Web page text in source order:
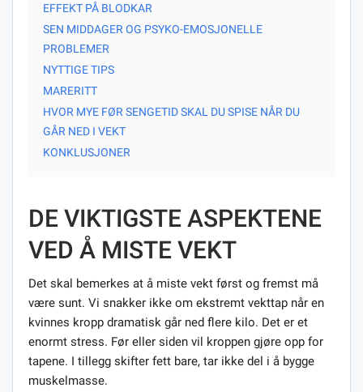
EFFEKT PÅ BLODKAR
SEN MIDDAGER OG PSYKO-EMOSJONELLE
PROBLEMER
NYTTIGE TIPS
MARERITT
HVOR MYE FØR SENGETID SKAL DU SPISE NÅR DU
GÅR NED I VEKT
KONKLUSJONER
DE VIKTIGSTE ASPEKTENE
VED Å MISTE VEKT
Det skal bemerkes at å miste vekt først og fremst må
være sunt. Vi snakker ikke om ekstremt vekttap når en
kvinnes kropp dramatisk går ned flere kilo. Det er et
enormt stress. Før eller siden vil kroppen gjøre opp for
tapene. I tillegg skifter fett bare, tar ikke del i å bygge
muskelmasse.